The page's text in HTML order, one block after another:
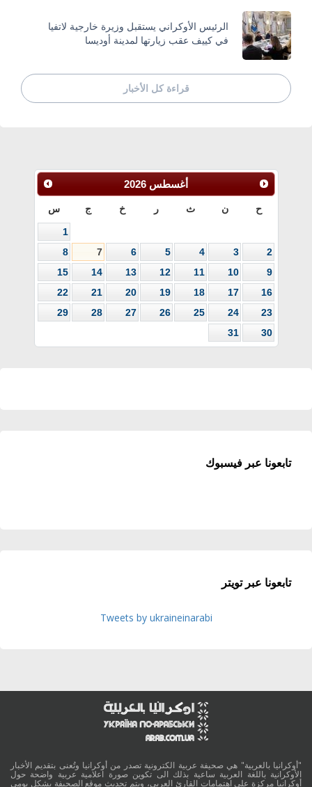
الرئيس الأوكراني يستقبل وزيرة خارجية لاتفيا
في كييف عقب زيارتها لمدينة أوديسا
قراءة كل الأخبار
أغسطس 2026
ح ن ث ر خ ج س
1
2
3
4
5
6
7
8
9
10
11
12
13
14
15
16
17
18
19
20
21
22
23
24
25
26
27
28
29
30
31
تابعونا عبر فيسبوك
تابعونا عبر تويتر
Tweets by ukraineinarabi
"أوكرانيا بالعربية" هي صحيفة عربية الكترونية تصدر من أوكرانيا وتُعنى بتقديم الأخبار
الأوكرانية باللغة العربية ساعية بذلك الى تكوين صورة اعلامية عربية واضحة حول
أوكرانيا مركزة على اهتمامات القارئ العربي، ويتم تحديث موقع الصحيفة بشكل يومي